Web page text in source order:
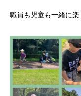
職員も児童も一緒に楽